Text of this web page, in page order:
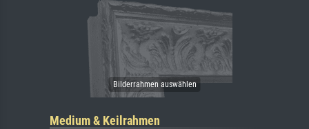
Medium & Keilrahmen